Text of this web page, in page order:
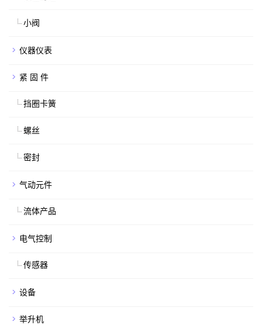
小阀
仪器仪表
紧 固 件
挡圈卡簧
螺丝
密封
气动元件
流体产品
电气控制
传感器
设备
举升机